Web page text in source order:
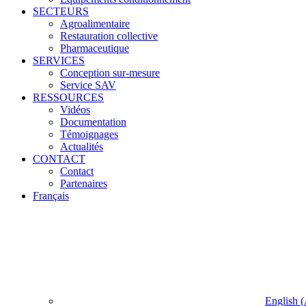
SECTEURS
Agroalimentaire
Restauration collective
Pharmaceutique
SERVICES
Conception sur-mesure
Service SAV
RESSOURCES
Vidéos
Documentation
Témoignages
Actualités
CONTACT
Contact
Partenaires
Français
English (